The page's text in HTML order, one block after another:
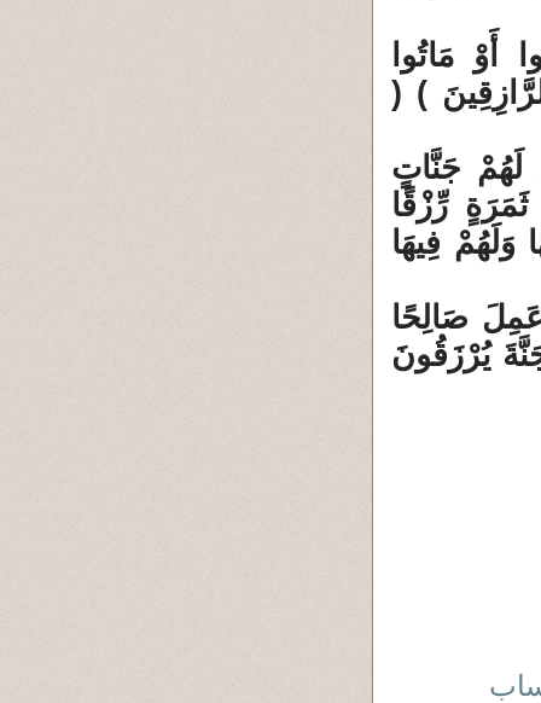
أَوْ مَاتُوا
) (
لَهُمْ جَنَّاتٍ
رِّزْقًا
وَلَهُمْ فِيهَا
صَالِحًا
يُرْزَقُونَ
( 3 : 4 ) ( حساب